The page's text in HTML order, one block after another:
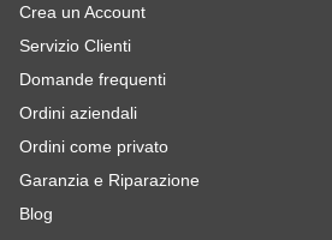
Crea un Account
Servizio Clienti
Domande frequenti
Ordini aziendali
Ordini come privato
Garanzia e Riparazione
Blog